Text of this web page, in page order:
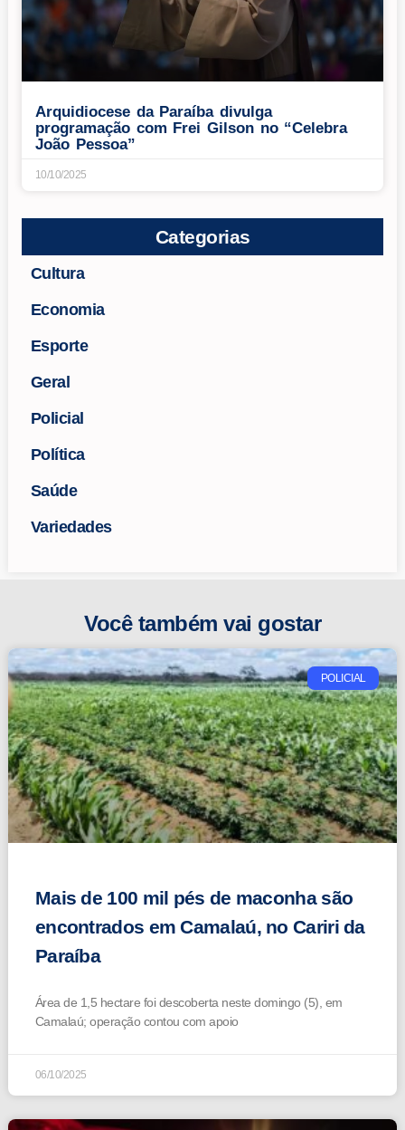
Arquidiocese da Paraíba divulga
programação com Frei Gilson no “Celebra
João Pessoa”
10/10/2025
Categorias
Cultura
Economia
Esporte
Geral
Policial
Política
Saúde
Variedades
Você também vai gostar
POLICIAL
Mais de 100 mil pés de maconha são
encontrados em Camalaú, no Cariri da
Paraíba
Área de 1,5 hectare foi descoberta neste domingo (5), em
Camalaú; operação contou com apoio
06/10/2025